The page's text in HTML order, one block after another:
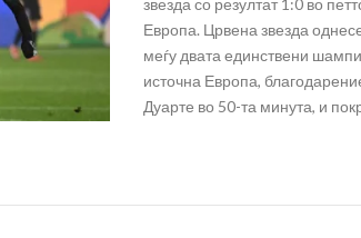
Европа. Црвена звезда
меѓу двата единствени
источна Европа,
Дуарте во 50-та минута, и